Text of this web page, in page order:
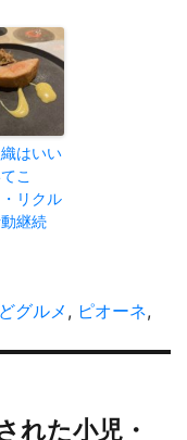
はいい
こ
リクル
継続
タ
グルメ , ピオーネ,
れた小児・